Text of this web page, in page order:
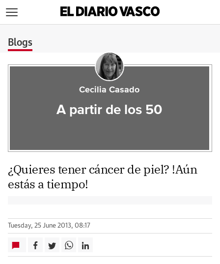
Blogs
Cecilia Casado
A partir de los 50
¿Quieres tener cáncer de piel? !Aún
estás a tiempo!
Tuesday, 25 June 2013, 08:17